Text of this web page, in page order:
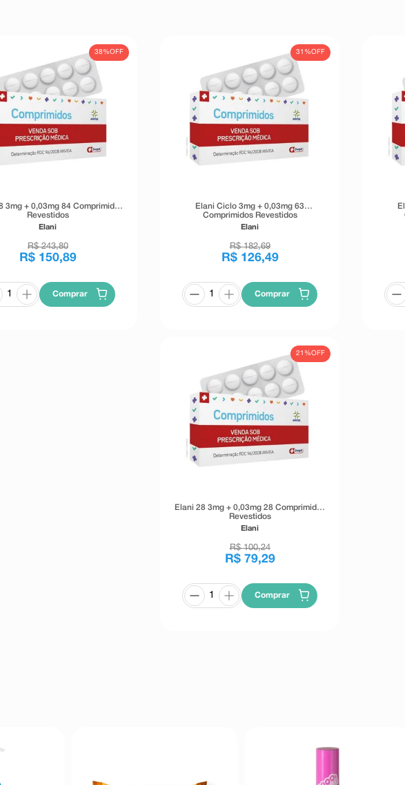
38%OFF
3mg + 0,03mg 84 Comprimidos
Revestidos
Elani
R$ 243,80
R$ 150,89
Comprar
31%OFF
Elani Ciclo 3mg + 0,03mg 63
Comprimidos Revestidos
Elani
R$ 182,69
R$ 126,49
Comprar
21%OFF
Elani 28 3mg + 0,03mg 28 Comprimidos
Revestidos
Elani
R$ 100,24
R$ 79,29
Comprar